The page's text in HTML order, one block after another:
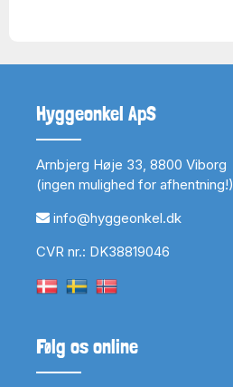
Hyggeonkel ApS
Arnbjerg Høje 33, 8800 Viborg
(ingen mulighed for afhentning!)
info@hyggeonkel.dk
CVR nr.: DK38819046
Følg os online